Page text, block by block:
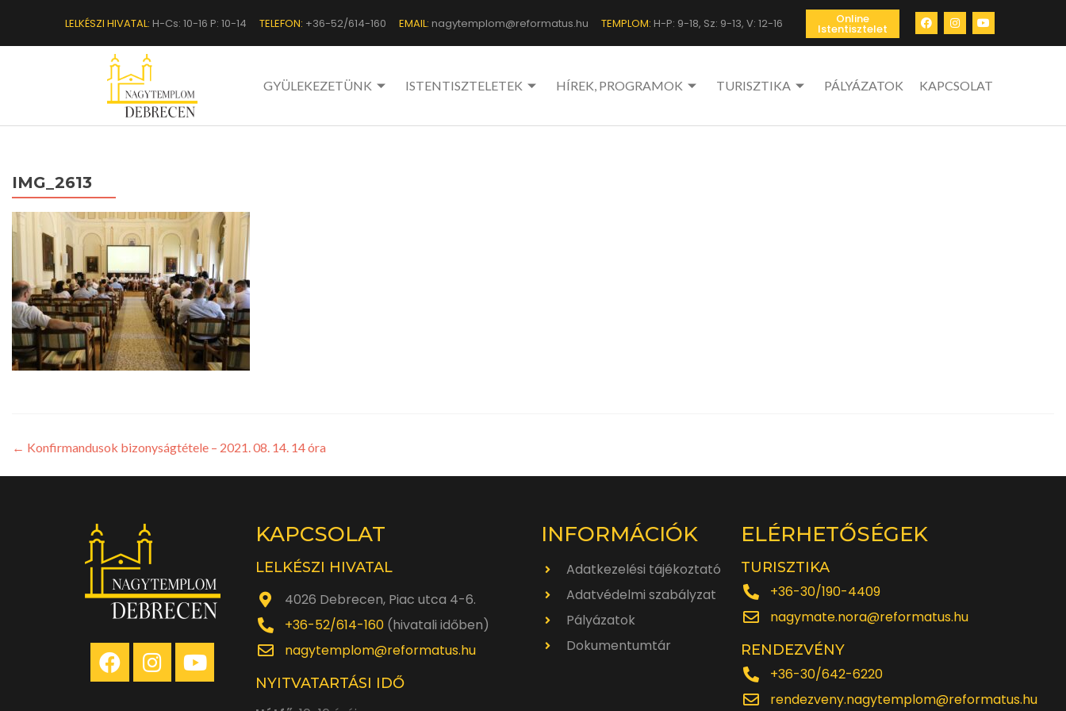
LELKÉSZI HIVATAL: H-Cs: 10-16 P: 10-14 TELEFON: +36-52/614-160 EMAIL: nagytemplom@reformatus.hu TEMPLOM: H-P: 9-18, Sz: 9-13, V: 12-16 Online
Istentisztelet
GYÜLEKEZETÜNK ISTENTISZTELETEK HÍREK, PROGRAMOK TURISZTIKA PÁLYÁZATOK KAPCSOLAT
IMG_2613
← Konfirmandusok bizonyságtétele – 2021. 08. 14. 14 óra
KAPCSOLAT
LELKÉSZI HIVATAL
4026 Debrecen, Piac utca 4-6.
+36-52/614-160 (hivatali időben)
nagytemplom@reformatus.hu
NYITVATARTÁSI IDŐ
INFORMÁCIÓK
Adatkezelési tájékoztató
Adatvédelmi szabályzat
Pályázatok
Dokumentumtár
ELÉRHETŐSÉGEK
TURISZTIKA
+36-30/190-4409
nagymate.nora@reformatus.hu
RENDEZVÉNY
+36-30/642-6220
rendezveny.nagytemplom@reformatus.hu